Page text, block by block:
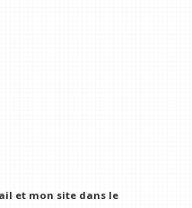
et mon site dans le